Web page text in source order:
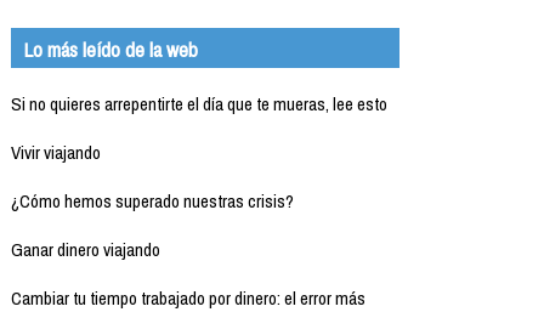
Lo más leído de la web
Si no quieres arrepentirte el día que te mueras, lee esto
Vivir viajando
¿Cómo hemos superado nuestras crisis?
Ganar dinero viajando
Cambiar tu tiempo trabajado por dinero: el error más